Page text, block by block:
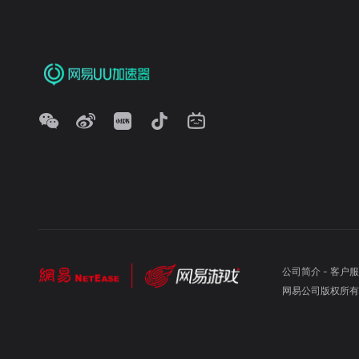
公司简介- 客户
网易公司版权所